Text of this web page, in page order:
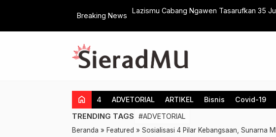
Breaking News
Lazismu Cabang Ngawen Tasarufkan 35
home 4 ADVETORIAL ARTIKEL Bisnis Covid-19
TRENDING TAGS #ADVETORIAL
Beranda » Featured » Sosialisasi 4 Pilar Kebangsaan, Sunarna